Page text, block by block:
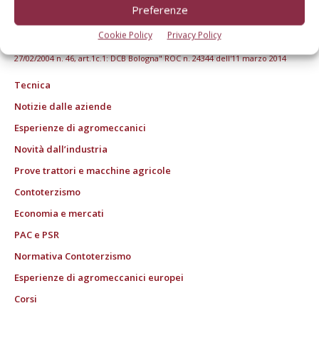
Preferenze
Cookie Policy Privacy Policy
imprese di Milano: 00753480151
Registrazione Tribunale di Milano n. 71 del 05/03/2014 (Precedentemente
registrata presso il Tribunale di Bologna n. 6111 del 12/06/1992)
27/02/2004 n. 46, art.1c.1: DCB Bologna" ROC n. 24344 dell'11 marzo 2014
Tecnica
Notizie dalle aziende
Esperienze di agromeccanici
Novità dall’industria
Prove trattori e macchine agricole
Contoterzismo
Economia e mercati
PAC e PSR
Normativa Contoterzismo
Esperienze di agromeccanici europei
Corsi